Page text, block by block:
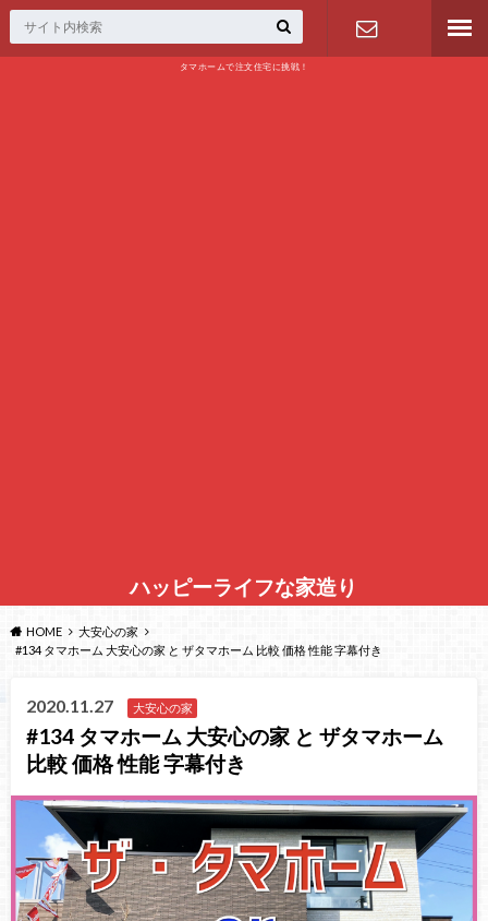
タマホームで注文住宅に挑戦！
ハッピーライフな家造り
HOME
大安心の家
#134 タマホーム 大安心の家 と ザタマホーム 比較 価格 性能 字幕付き
2020.11.27 大安心の家
#134 タマホーム 大安心の家 と ザタマホーム
比較 価格 性能 字幕付き